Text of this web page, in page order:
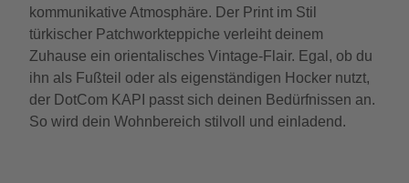
kommunikative Atmosphäre. Der Print im Stil
türkischer Patchworkteppiche verleiht deinem
Zuhause ein orientalisches Vintage-Flair. Egal, ob du
ihn als Fußteil oder als eigenständigen Hocker nutzt,
der DotCom KAPI passt sich deinen Bedürfnissen an.
So wird dein Wohnbereich stilvoll und einladend.